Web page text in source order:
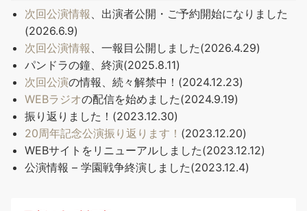
次回公演情報 、出演者公開・ご予約開始になりました
(2026.6.9)
次回公演情報 、一報目公開しました(2026.4.29)
パンドラの鐘、終演(2025.8.11)
次回公演の情報、続々解禁中！(2024.12.23)
WEBラジオの配信を始めました(2024.9.19)
振り返りました！(2023.12.30)
20周年記念公演振り返ります！ (2023.12.20)
WEBサイトをリニューアルしました(2023.12.12)
公演情報 – 学園戦争終演しました(2023.12.4)